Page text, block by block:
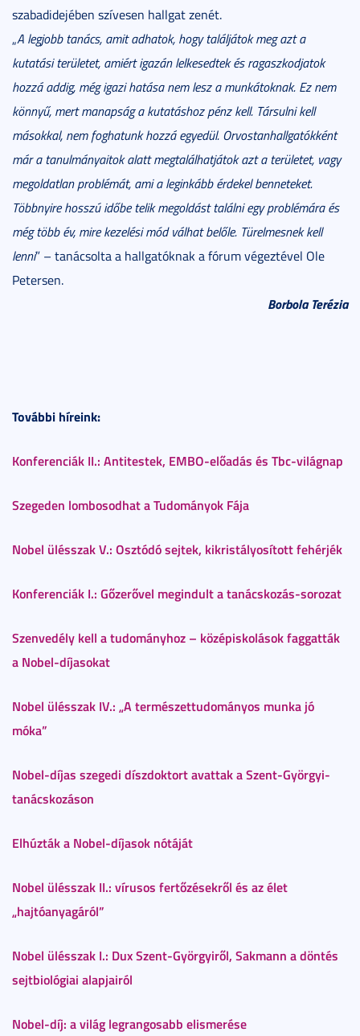
szabadidejében szívesen hallgat zenét.
„A legjobb tanács, amit adhatok, hogy találjátok meg azt a
kutatási területet, amiért igazán lelkesedtek és ragaszkodjatok
hozzá addig, még igazi hatása nem lesz a munkátoknak. Ez nem
könnyű, mert manapság a kutatáshoz pénz kell. Társulni kell
másokkal, nem foghatunk hozzá egyedül. Orvostanhallgatókként
már a tanulmányaitok alatt megtalálhatjátok azt a területet, vagy
megoldatlan problémát, ami a leginkább érdekel benneteket.
Többnyire hosszú időbe telik megoldást találni egy problémára és
még több év, mire kezelési mód válhat belőle. Türelmesnek kell
lenni” – tanácsolta a hallgatóknak a fórum végeztével Ole
Petersen.
Borbola Terézia
További híreink:
Konferenciák II.: Antitestek, EMBO-előadás és Tbc-világnap
Szegeden lombosodhat a Tudományok Fája
Nobel ülésszak V.: Osztódó sejtek, kikristályosított fehérjék
Konferenciák I.: Gőzerővel megindult a tanácskozás-sorozat
Szenvedély kell a tudományhoz – középiskolások faggatták
a Nobel-díjasokat
Nobel ülésszak IV.: „A természettudományos munka jó
móka”
Nobel-díjas szegedi díszdoktort avattak a Szent-Györgyi-
tanácskozáson
Elhúzták a Nobel-díjasok nótáját
Nobel ülésszak II.: vírusos fertőzésekről és az élet
„hajtóanyagáról”
Nobel ülésszak I.: Dux Szent-Györgyiről, Sakmann a döntés
sejtbiológiai alapjairól
Nobel-díj: a világ legrangosabb elismerése